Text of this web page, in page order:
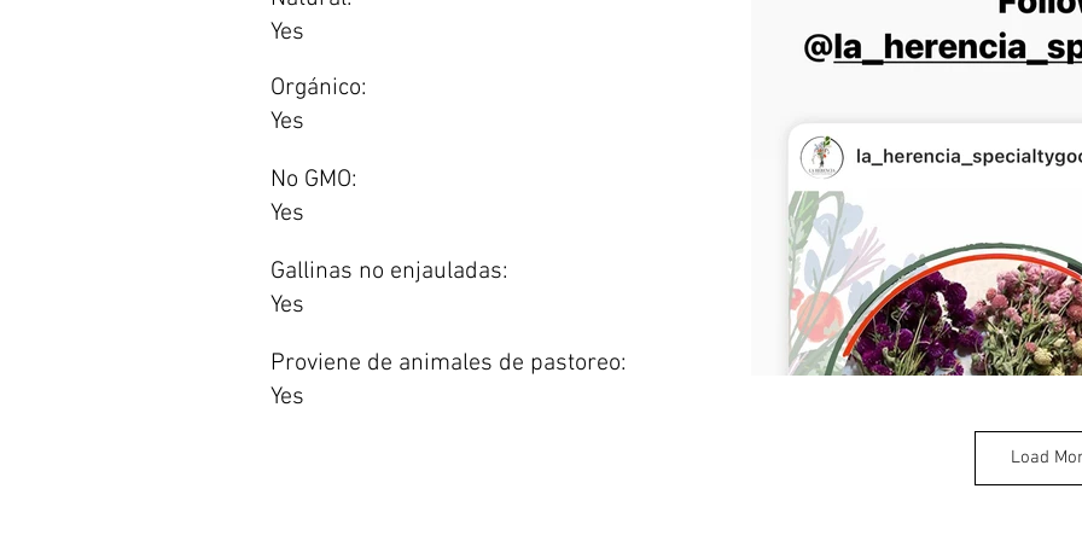
Yes
Orgánico:
Yes
No GMO:
Yes
Gallinas no enjauladas:
Yes
Proviene de animales de pastoreo:
Yes
Load